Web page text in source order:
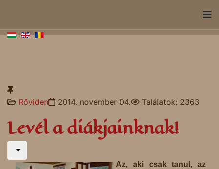
Rőviden 2014. november 04. Találatok: 2363
Levél a diákjainknak!
Az, aki csak tanul, az